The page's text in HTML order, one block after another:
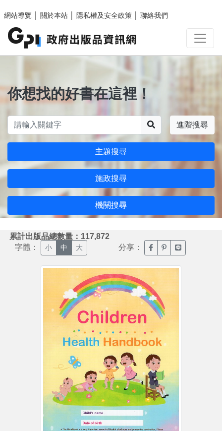
網站導覽
關於本站 隱私權及安全政策 聯絡我們
你想找的好書在這裡！
進階搜尋
主題搜尋
施政搜尋
機關搜尋
累計出版品總數量：117,872
字體： 小 中 大 分享： 臉書分享(另開新視窗)
噗浪分享(另開新
Line分享(另